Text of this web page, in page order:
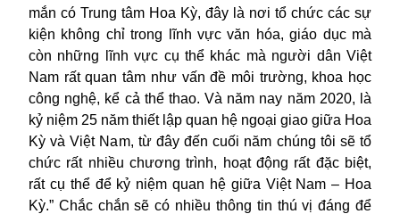
mắn có Trung tâm Hoa Kỳ, đây là nơi tổ chức các sự
kiện không chỉ trong lĩnh vực văn hóa, giáo dục mà
còn những lĩnh vực cụ thể khác mà người dân Việt
Nam rất quan tâm như vấn đề môi trường, khoa học
công nghệ, kể cả thể thao. Và năm nay năm 2020, là
kỷ niệm 25 năm thiết lập quan hệ ngoại giao giữa Hoa
Kỳ và Việt Nam, từ đây đến cuối năm chúng tôi sẽ tổ
chức rất nhiều chương trình, hoạt động rất đặc biệt,
rất cụ thể để kỷ niệm quan hệ giữa Việt Nam – Hoa
Kỳ.” Chắc chắn sẽ có nhiều thông tin thú vị đáng để